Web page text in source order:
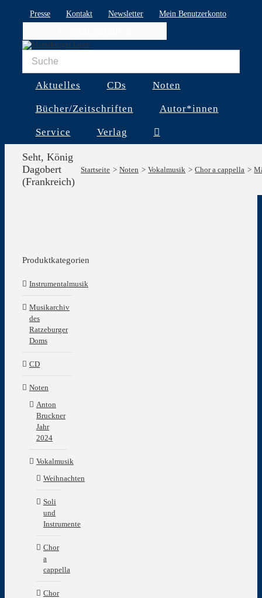
Presse Kontakt Newsletter
Mein Benutzerkonto
Aktuelles CDs Noten
Bücher/Zeitschriften Autor*innen
Service Verlag
Seht, König
Dagobert
(Frankreich)
Startseite Noten Vokalmusik Chor a cappella
Produktkategorien
Instrumentalmusik
Musikarchiv
des
Ratzeburger
Doms
CD
Noten
Anton
Bruckner
Jahr
2024
Vokalmusik
Weihnachten
Soli
und
Instrumente
Chor
a
cappella
Chor